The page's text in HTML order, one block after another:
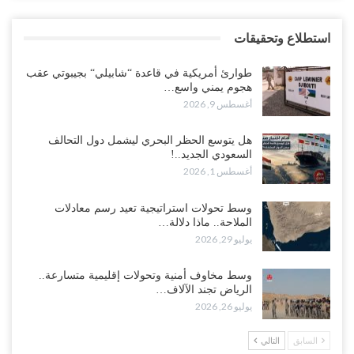
استطلاع وتحقيقات
طوارئ أمريكية في قاعدة “شابيلي“ بجيبوتي عقب
هجوم يمني واسع…
أغسطس 9, 2026
هل يتوسع الحظر البحري ليشمل دول التحالف
السعودي الجديد..!
أغسطس 1, 2026
وسط تحولات استراتيجية تعيد رسم معادلات
الملاحة.. ماذا دلالة…
يوليو 29, 2026
وسط مخاوف أمنية وتحولات إقليمية متسارعة..
الرياض تجند الآلاف…
يوليو 26, 2026
السابق التالي